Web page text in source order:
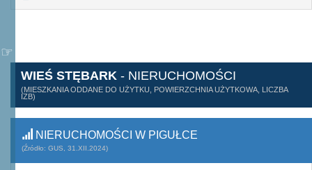
WIEŚ STĘBARK - NIERUCHOMOŚCI
(MIESZKANIA ODDANE DO UŻYTKU, POWIERZCHNIA UŻYTKOWA, LICZBA
IZB)
NIERUCHOMOŚCI W PIGUŁCE
(Źródło: GUS, 31.XII.2024)